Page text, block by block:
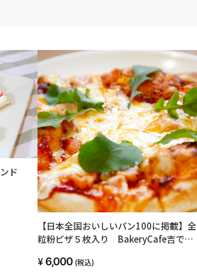
ド
【日本全国おいしいパン100に掲載】全
粒粉ピザ５枚入り BakeryCafe吉で人
6,000 (税込)